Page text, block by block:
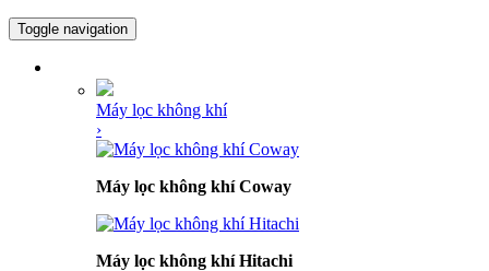
Toggle navigation
Máy lọc không khí
›
Máy lọc không khí Coway
Máy lọc không khí Hitachi